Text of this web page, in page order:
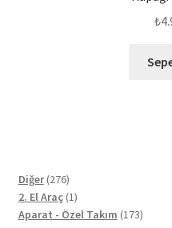
₺
Diğer 276276
ürün
2. El Araç 11
ürün
Aparat - Özel Takım 173173